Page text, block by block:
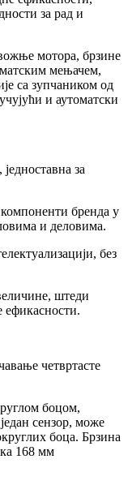
за рад и
мотора, брзине
мењачем,
са зупчаником од
и аутоматски
за
бренда у
и деловима.
без
штеди
четвртасте
боцом,
сензор, може
боца. Брзина
168 мм